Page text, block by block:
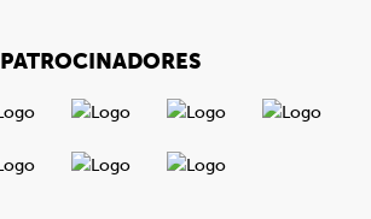
PATROCINADORES